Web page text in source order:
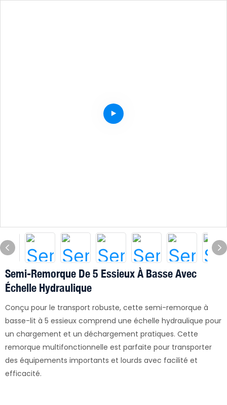
Semi-Remorque De 5 Essieux À Basse Avec
Échelle Hydraulique
Conçu pour le transport robuste, cette semi-remorque à
basse-lit à 5 essieux comprend une échelle hydraulique pour
un chargement et un déchargement pratiques. Cette
remorque multifonctionnelle est parfaite pour transporter
des équipements importants et lourds avec facilité et
efficacité.